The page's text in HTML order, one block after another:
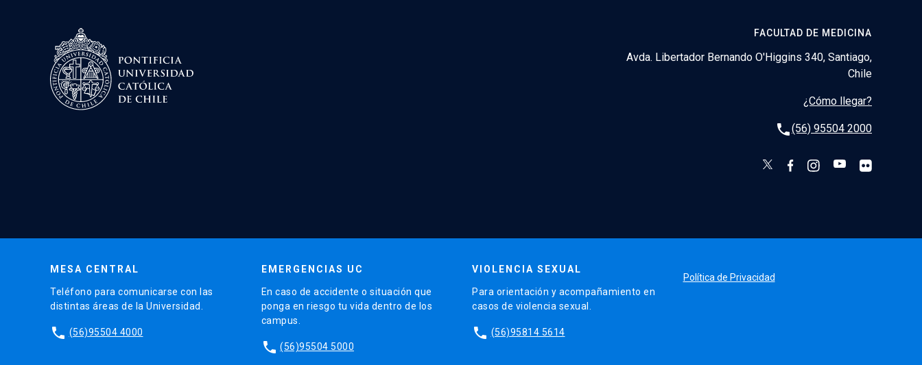
FACULTAD DE MEDICINA
Avda. Libertador Bernando O'Higgins 340, Santiago,
Chile
¿Cómo llegar?
phone(56) 95504 2000
MESA CENTRAL
Teléfono para comunicarse con las
distintas áreas de la Universidad.
phone (56)95504 4000
EMERGENCIAS UC
En caso de accidente o situación que
ponga en riesgo tu vida dentro de los
campus.
phone (56)95504 5000
VIOLENCIA SEXUAL
Para orientación y acompañamiento en
casos de violencia sexual.
phone (56)95814 5614
Política de Privacidad